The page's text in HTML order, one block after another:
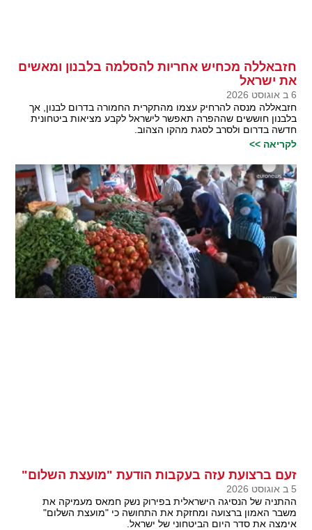
חזבאללה מכחיש אחריות להסלמה בלבנון ומאשים
את ישראל
6 ב אוגוסט 2026
חזבאללה מנסה להרחיק עצמו מהתקרית החמורה בדרום לבנון, אך
בלבנון חוששים שההפרה תאפשר לישראל לקבע מציאות ביטחונית
חדשה בדרום ולסרב לסגת מהקו הצהוב.
לקריאה >>
זעם ברצועת עזה בעקבות הודעת "מועצת השלום"
5 ב אוגוסט 2026
ההתניה של הנסיגה הישראלית בפירוק נשק חמאס מעמיקה את
משבר האמון ברצועה ומחזקת את התחושה כי "מועצת השלום"
אימצה את סדר היום הביטחוני של ישראל.